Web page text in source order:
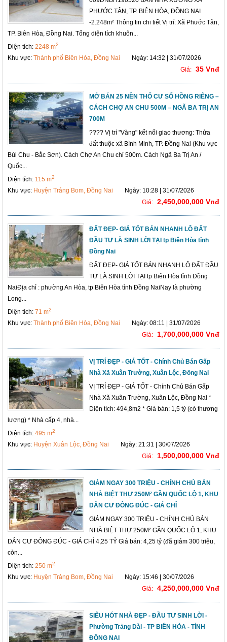
PHƯỚC TÂN, TP. BIÊN HÒA, ĐỒNG NAI
-2.248m² Thông tin chi tiết Vị trí: Xã Phước Tân,
TP. Biên Hòa, Đồng Nai. Tổng diện tích khuôn...
Diện tích:2248 m2
Khu vực:Thành phố Biên Hòa, Đồng Nai
Ngày: 14:32 | 31/07/2026
Giá: 35 Vnđ
MỞ BÁN 25 NỀN THỔ CƯ SỔ HỒNG RIÊNG –
CÁCH CHỢ AN CHU 500M – NGÃ BA TRỊ AN
700M
???? Vị trí "Vàng" kết nối giao thương: Thửa
đất thuộc xã Bình Minh, TP. Đồng Nai (Khu vực
Bùi Chu - Bắc Sơn). Cách Chợ An Chu chỉ 500m. Cách Ngã Ba Trị An /
Quốc...
Diện tích: 115 m2
Khu vực: Huyện Trảng Bom, Đồng Nai
Ngày: 10:28 | 31/07/2026
Giá: 2,450,000,000 Vnđ
ĐẤT ĐẸP- GIÁ TỐT BÁN NHANH LÔ ĐẤT
ĐẦU TƯ LÀ SINH LỜI TẠI tp Biên Hòa tỉnh
Đồng Nai
ĐẤT ĐẸP- GIÁ TỐT BÁN NHANH LÔ ĐẤT ĐẦU
TƯ LÀ SINH LỜI TẠI tp Biên Hòa tỉnh Đồng
NaiĐịa chỉ : phường An Hòa, tp Biên Hòa tỉnh Đồng NaiNay là phường
Long...
Diện tích:71 m2
Khu vực:Thành phố Biên Hòa, Đồng Nai
Ngày: 08:11 | 31/07/2026
Giá:
1,700,000,000 Vnđ
VỊ TRÍ ĐẸP - GIÁ TỐT - Chính Chủ Bán Gấp
Nhà Xã Xuân Trường, Xuân Lộc, Đồng Nai
VỊ TRÍ ĐẸP - GIÁ TỐT - Chính Chủ Bán Gấp
Nhà Xã Xuân Trường, Xuân Lộc, Đồng Nai *
Diện tích: 494,8m2 * Giá bán: 1,5 tỷ (có thương
lượng) * Nhà cấp 4, nhà...
Diện tích:495 m2
Khu vực: Huyện Xuân Lộc, Đồng Nai
Ngày: 21:31 | 30/07/2026
Giá:
1,500,000,000 Vnđ
GIẢM NGAY 300 TRIỆU - CHÍNH CHỦ BÁN
NHÀ BIỆT THỰ 250M² GẦN QUỐC LỘ 1, KHU
DÂN CƯ ĐÔNG ĐÚC - GIÁ CHỈ
GIẢM NGAY 300 TRIỆU - CHÍNH CHỦ BÁN
NHÀ BIỆT THỰ 250M² GẦN QUỐC LỘ 1, KHU
DÂN CƯ ĐÔNG ĐÚC - GIÁ CHỈ 4,25 TỶ Giá bán: 4,25 tỷ (đã giảm 300 triệu,
còn...
Diện tích:250 m2
Khu vực: Huyện Trảng Bom, Đồng Nai
Ngày: 15:46 | 30/07/2026
Giá: 4,250,000,000 Vnđ
SIÊU HÓT NHÀ ĐẸP - ĐẦU TƯ SINH LỜI -
Phường Trảng Dài - TP BIÊN HÒA - TỈNH
ĐỒNG NAI